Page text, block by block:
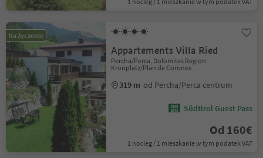
Na życzenie
Appartements Villa Ried
Percha/Perca, Dolomites Region
Kronplatz/Plan de Corones
319 m od Percha/Perca centrum
Südtirol Guest Pass
Od 160€
1 nocleg / 1 mieszkanie w tym podatek VAT